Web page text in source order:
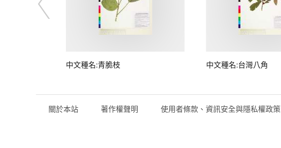
中文種名:青脆枝 中文種名:台灣八角
關於本站 著作權聲明 使用者條款、資訊安全與隱私權政策